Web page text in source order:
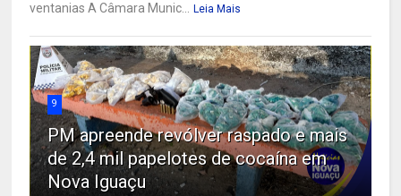
ventanias A Câmara Munic...
Leia Mais
9
PM apreende revólver raspado e mais
de 2,4 mil papelotes de cocaína em
Nova Iguaçu